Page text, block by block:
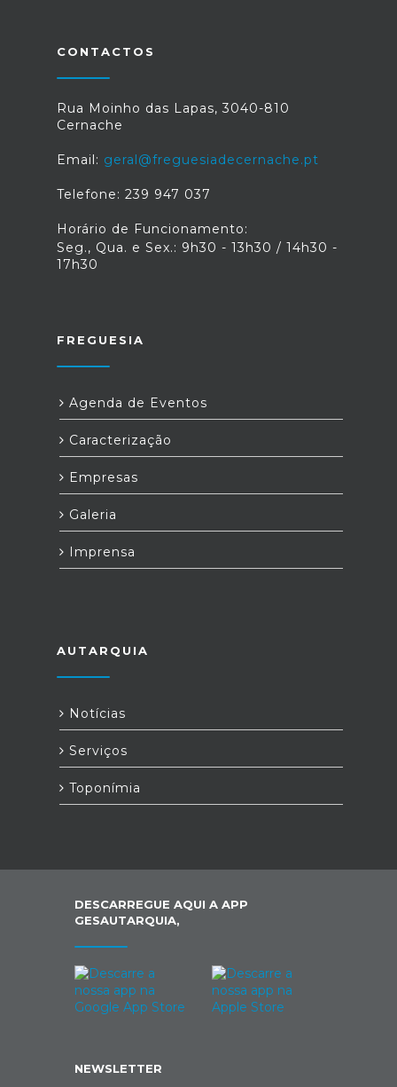
CONTACTOS
Rua Moinho das Lapas, 3040-810
Cernache
Email: geral@freguesiadecernache.pt
Telefone: 239 947 037
Horário de Funcionamento:
Seg., Qua. e Sex.: 9h30 - 13h30 / 14h30 -
17h30
FREGUESIA
Agenda de Eventos
Caracterização
Empresas
Galeria
Imprensa
AUTARQUIA
Notícias
Serviços
Toponímia
DESCARREGUE AQUI A APP
GESAUTARQUIA,
NEWSLETTER